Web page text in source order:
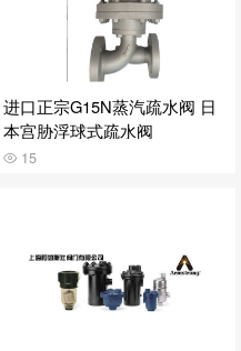
进口正宗G15N蒸汽疏水阀 日
本宫胁浮球式疏水阀
15